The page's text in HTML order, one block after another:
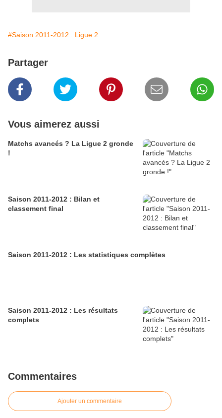
#Saison 2011-2012 : Ligue 2
Partager
Vous aimerez aussi
Matchs avancés ? La Ligue 2 gronde
!
Saison 2011-2012 : Bilan et
classement final
Saison 2011-2012 : Les statistiques complètes
Saison 2011-2012 : Les résultats
complets
Commentaires
Ajouter un commentaire